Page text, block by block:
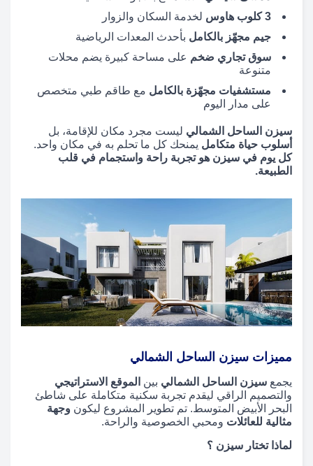
3 كلوب هاوس
لخدمة السكان والزوار
جيم مجهّز بالكامل بأحدث المعدات الرياضية
سوق تجاري ضخم على مساحة كبيرة يضم محلات
متنوعة
مستشفيات مجهّزة بالكامل مع طاقم طبي متخصص
على مدار اليوم
سيزن الساحل الشمالي ليست مجرد مكان للإقامة، بل
أسلوب حياة متكامل يمنحك كل ما تحلم به في مكان واحد.
كل يوم في سيزن هو تجربة راحة واستجمام في قلب
الطبيعة.
مميزات سيزن الساحل الشمالي
يجمع سيزن الساحل الشمالي بين الموقع الاستراتيجي
والتصميم الراقي ليقدم تجربة سكنية متكاملة على شاطئ
البحر الأبيض المتوسط. تم تطوير المشروع ليكون وجهة
مثالية للعائلات ومحبي الخصوصية والراحة.
لماذا تختار سيزن ؟